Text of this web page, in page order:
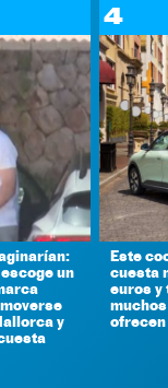
un
y
4
Este
cuesta
euros y
ofrecen